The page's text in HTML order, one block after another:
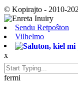
© Kopirajto - 2010-
Sendu Retpoŝton
Vilhelmo
x
fermi